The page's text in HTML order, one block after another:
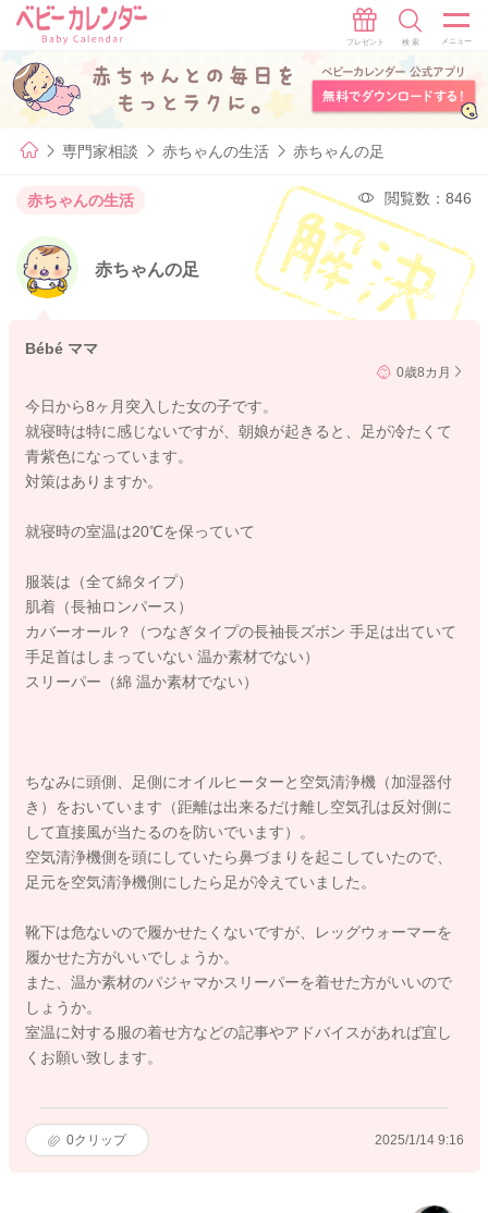
専門家相談 赤ちゃんの生活 赤ちゃんの足
赤ちゃんの生活 閲覧数：846
赤ちゃんの足
Bébé ママ
0歳8カ月
今日から8ヶ月突入した女の子です。
就寝時は特に感じないですが、朝娘が起きると、足が冷たくて
青紫色になっています。
対策はありますか。
就寝時の室温は20℃を保っていて
服装は（全て綿タイプ）
肌着（長袖ロンパース）
カバーオール？（つなぎタイプの長袖長ズボン 手足は出ていて
手足首はしまっていない 温か素材でない）
スリーパー（綿 温か素材でない）
ちなみに頭側、足側にオイルヒーターと空気清浄機（加湿器付
き）をおいています（距離は出来るだけ離し空気孔は反対側に
して直接風が当たるのを防いでいます）。
空気清浄機側を頭にしていたら鼻づまりを起こしていたので、
足元を空気清浄機側にしたら足が冷えていました。
靴下は危ないので履かせたくないですが、レッグウォーマーを
履かせた方がいいでしょうか。
また、温か素材のパジャマかスリーパーを着せた方がいいので
しょうか。
室温に対する服の着せ方などの記事やアドバイスがあれば宜し
くお願い致します。
0クリップ 2025/1/14 9:16